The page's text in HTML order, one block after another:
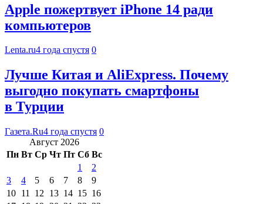
Apple пожертвует iPhone 14 ради
компьютеров
Lenta.ru4 года спустя 0
Лучше Китая и AliExpress. Почему
выгодно покупать смартфоны
в Турции
Газета.Ru4 года спустя 0
Август 2026
Пн Вт Ср Чт Пт Сб Вс
1
2
3
4 5 6 7 8
9
10 11 12 13 14 15 16